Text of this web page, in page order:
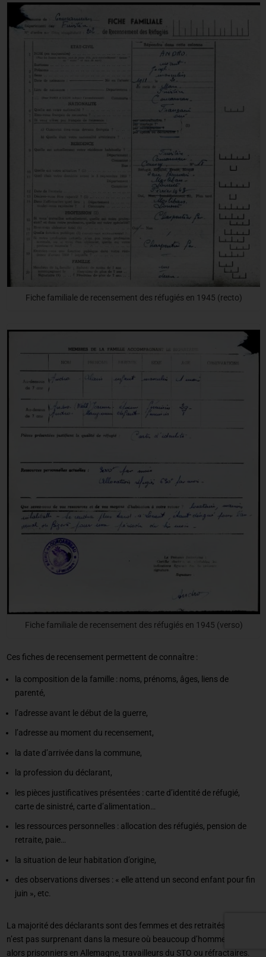
Fiche familiale de recensement des réfugiés en 1945 (recto)
Fiche familiale de recensement des réfugiés en 1945 (verso)
Ces fiches de recensement permettent de connaître :
la composition de la famille : noms, prénoms, âges, liens de
parenté,
l’adresse avant le début de la guerre,
l’adresse au moment du recensement,
la date d’arrivée dans la commune,
la profession du déclarant,
les pièces justificatives présentées : carte d’identité de réfugié,
carte de sinistré, carte d’alimentation…
les ressources personnelles : allocation des réfugiés, pension de
retraite, paie…
la situation de leur habitation d’origine,
des observations diverses : « elle attend un second enfant pour fin
juin », etc.
La majorité des déclarants sont des femmes et des retraités. Cela
n’est pas surprenant dans la mesure où beaucoup d’hommes étaient
alors prisonniers en Allemagne, travailleurs du STO ou réfractaires.